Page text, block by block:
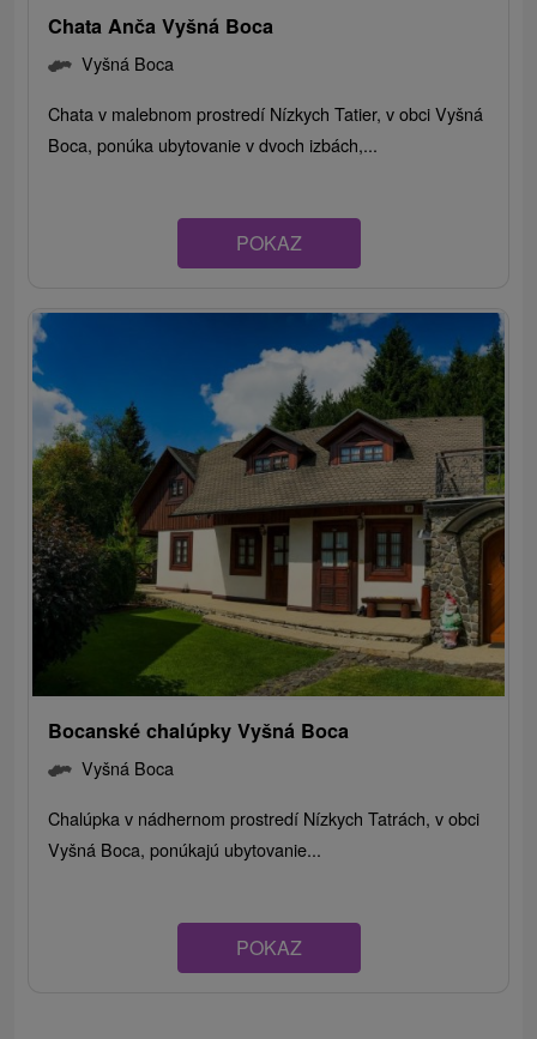
Chata Anča Vyšná Boca
Vyšná Boca
Chata v malebnom prostredí Nízkych Tatier, v obci Vyšná
Boca, ponúka ubytovanie v dvoch izbách,...
POKAZ
Bocanské chalúpky Vyšná Boca
Vyšná Boca
Chalúpka v nádhernom prostredí Nízkych Tatrách, v obci
Vyšná Boca, ponúkajú ubytovanie...
POKAZ